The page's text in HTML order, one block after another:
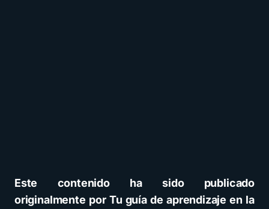
Este contenido ha sido publicado
originalmente por Tu guía de aprendizaje en la